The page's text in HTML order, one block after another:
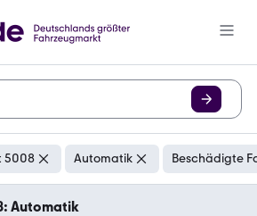
5008 Automatik Beschädigte
Automatik